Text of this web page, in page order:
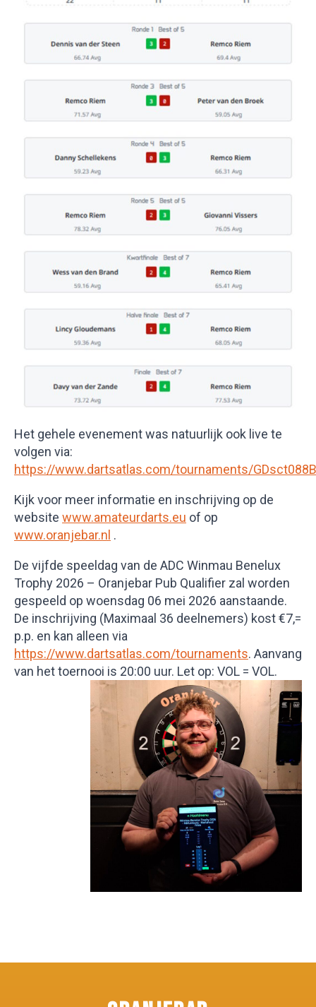
Het gehele evenement was natuurlijk ook live te
volgen via:
https://www.dartsatlas.com/tournaments/
Kijk voor meer informatie en inschrijving op de
website www.amateurdarts.eu of op
www.oranjebar.nl .
De vijfde speeldag van de ADC Winmau Benelux
Trophy 2026 – Oranjebar Pub Qualifier zal worden
gespeeld op woensdag 06 mei 2026 aanstaande.
De inschrijving (Maximaal 36 deelnemers) kost €7,=
p.p. en kan alleen via
https://www.dartsatlas.com/tournaments. Aanvang
van het toernooi is 20:00 uur. Let op: VOL = VOL.